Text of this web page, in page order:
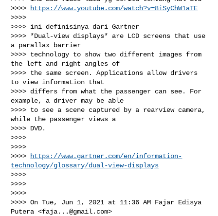
>>>>
https://www.youtube.com/watch?v=8iSyChW1aTE
>>>>
>>>> ini definisinya dari Gartner
>>>> *Dual-view displays* are LCD screens that use
a parallax barrier
>>>> technology to show two different images from
the left and right angles of
>>>> the same screen. Applications allow drivers
to view information that
>>>> differs from what the passenger can see. For
example, a driver may be able
>>>> to see a scene captured by a rearview camera,
while the passenger views a
>>>> DVD.
>>>>
>>>>
>>>>
https://www.gartner.com/en/information-
technology/glossary/dual-view-displays
>>>>
>>>>
>>>>
>>>> On Tue, Jun 1, 2021 at 11:36 AM Fajar Edisya
Putera <faja...@gmail.com>